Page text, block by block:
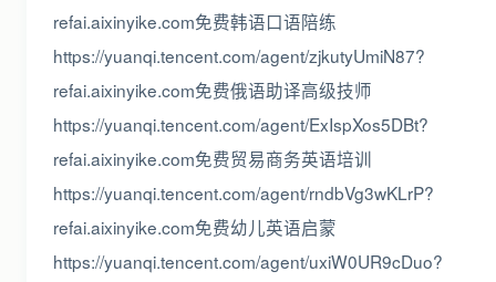
refai.aixinyike.com免费韩语口语陪练
https://yuanqi.tencent.com/agent/zjkutyUmiN87?
refai.aixinyike.com免费俄语助译高级技师
https://yuanqi.tencent.com/agent/ExIspXos5DBt?
refai.aixinyike.com免费贸易商务英语培训
https://yuanqi.tencent.com/agent/rndbVg3wKLrP?
refai.aixinyike.com免费幼儿英语启蒙
https://yuanqi.tencent.com/agent/uxiW0UR9cDuo?